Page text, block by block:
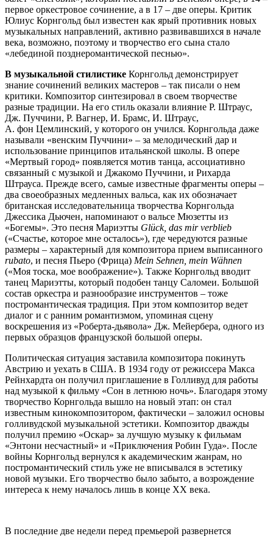
первое оркестровое сочинение, а в 17 – две оперы. Критик
Юлиус Корнгольд был известен как ярый противник новых
музыкальных направлений, активно развивавшихся в начале
века, возможно, поэтому и творчество его сына стало
«лебединой позднеромантической песнью».
В музыкальной стилистике Корнгольд демонстрирует
знание сочинений великих мастеров – так писали о нем
критики. Композитор синтезировал в своем творчестве
разные традиции. На его стиль оказали влияние Р. Штраус,
Дж. Пуччини, Р. Вагнер, И. Брамс, И. Штраус,
А. фон Цемлинский, у которого он учился. Корнгольда даже
называли «венским Пуччини» – за мелодический дар и
использование принципов итальянской школы. В опере
«Мертвый город» появляется мотив танца, ассоциативно
связанный с музыкой и Джакомо Пуччини, и Рихарда
Штрауса. Прежде всего, самые известные фрагменты оперы –
два своеобразных медленных вальса, как их обозначает
британская исследовательница творчества Корнгольда
Джессика Дьючен, напоминают о вальсе Мюзетты из
«Богемы». Это песня Мариэтты Glück, das mir verblieb
(«Счастье, которое мне осталось»), где чередуются разные
размеры – характерный для композитора прием выписанного
rubato, и песня Пьеро (Фрица) Mein Sehnen, mein Wähnen
(«Моя тоска, мое воображение»). Также Корнгольд вводит
танец Мариэтты, который подобен танцу Саломеи. Большой
состав оркестра и разнообразие инструментов – тоже
постромантическая традиция. При этом композитор ведет
диалог и с ранним романтизмом, упоминая сцену
воскрешения из «Роберта-дьявола» Дж. Мейербера, одного из
первых образцов французской большой оперы.
Политическая ситуация заставила композитора покинуть
Австрию и уехать в США. В 1934 году от режиссера Макса
Рейнхардта он получил приглашение в Голливуд для работы
над музыкой к фильму «Сон в летнюю ночь». Благодаря этому
творчество Корнгольда вышло на новый этап: он стал
известным кинокомпозитором, фактически – заложил основы
голливудской музыкальной эстетики. Композитор дважды
получил премию «Оскар» за лучшую музыку к фильмам
«Энтони несчастный» и «Приключения Робин Гуда». После
войны Корнгольд вернулся к академическим жанрам, но
постромантический стиль уже не вписывался в эстетику
новой музыки. Его творчество было забыто, а возрождение
интереса к нему началось лишь в конце XX века.
В последние две недели перед премьерой развернется